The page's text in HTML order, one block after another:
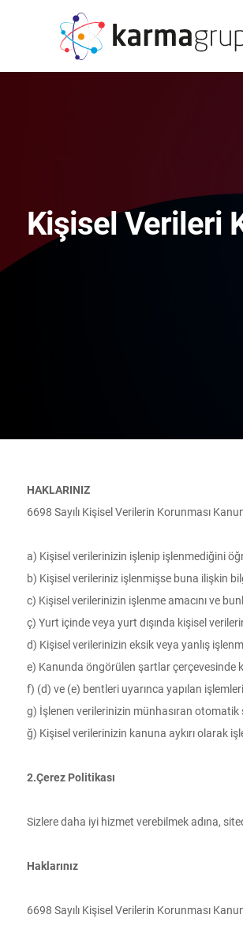
Kişisel Verileri
HAKLARINIZ
6698 Sayılı Kişisel Verilerin Korunması
a) Kişisel verilerinizin işlenip işlenmediğini
b) Kişisel verileriniz işlenmişse buna ilişkin
c) Kişisel verilerinizin işlenme amacını ve
ç) Yurt içinde veya yurt dışında kişisel
d) Kişisel verilerinizin eksik veya yanlış
e) Kanunda öngörülen şartlar çerçevesinde
f) (d) ve (e) bentleri uyarınca yapılan
g) İşlenen verilerinizin münhasıran otomatik
ğ) Kişisel verilerinizin kanuna aykırı olarak
2.Çerez Politikası
Sizlere daha iyi hizmet verebilmek adına,
Haklarınız
6698 Sayılı Kişisel Verilerin Korunması